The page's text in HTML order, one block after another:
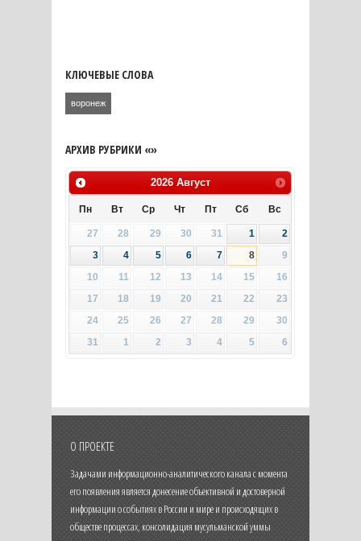
КЛЮЧЕВЫЕ СЛОВА
воронеж
АРХИВ РУБРИКИ «»
2026 Август
Пн Вт Ср Чт Пт Сб Вс
27 28 29 30 31 1
2
3
4 5 6 7 8
9
10
11 12 13 14 15
16
17
18 19 20 21 22
23
24
25 26 27 28 29
30
31
1 2 3 4 5 6
О ПРОЕКТЕ
Задачами информационно-аналитического канала с момента
его появления является донесение объективной и достоверной
информации о событиях в России и мире и происходящих в
обществе процессах, консолидация мусульманской уммы